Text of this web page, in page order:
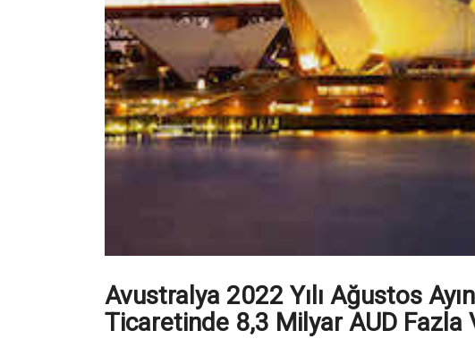
Avustralya 2022 Yılı Ağustos
Ticaretinde 8,3 Milyar AUD Fazla